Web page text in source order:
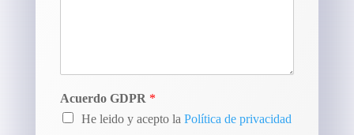
Acuerdo GDPR *
He leido y acepto la Política de privacidad